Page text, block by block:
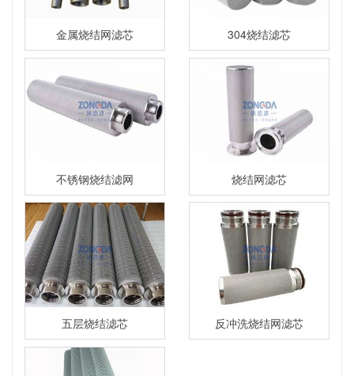
金属烧结网滤芯 304烧结滤芯
不锈钢烧结滤网 烧结网滤芯
五层烧结滤芯 反冲洗烧结网滤芯